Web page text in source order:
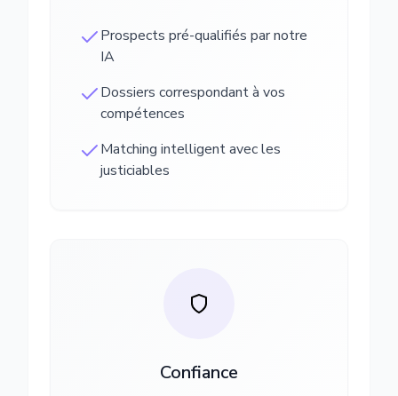
Prospects pré-qualifiés par notre
IA
Dossiers correspondant à vos
compétences
Matching intelligent avec les
justiciables
Confiance